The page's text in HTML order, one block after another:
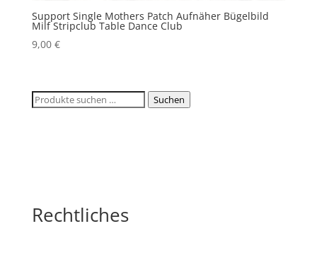
Support Single Mothers Patch Aufnäher Bügelbild
Milf Stripclub Table Dance Club
9,00 €
Suchen
Suchen
Rechtliches